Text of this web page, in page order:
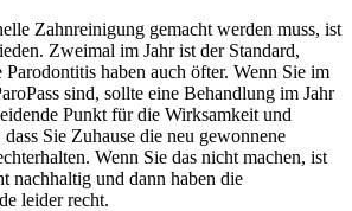
Zahnreinigung gemacht werden muss, ist
Zweimal im Jahr ist der Standard,
haben auch öfter. Wenn Sie im
sind, sollte eine Behandlung im Jahr
Punkt für die Wirksamkeit und
Sie Zuhause die neu gewonnene
Wenn Sie das nicht machen, ist
nachhaltig und dann haben die
leider recht.